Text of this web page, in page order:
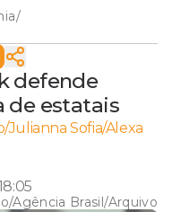
/
defende
de estatais
Julianna Sofia/Alexa
Agência Brasil/Arquivo